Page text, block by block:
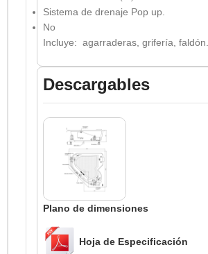
Sistema de drenaje Pop up.
No
Incluye: agarraderas, grifería, faldón.
Descargables
Plano de dimensiones
Hoja de Especificación